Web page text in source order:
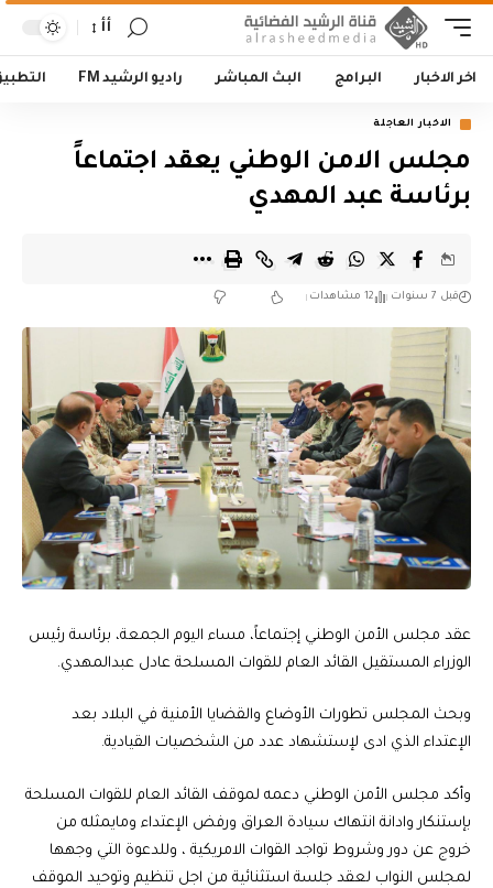
أأ
اخر الاخبار البرامج البث المباشر راديو الرشيد FM
الاخبار العاجلة
مجلس الامن الوطني يعقد اجتماعاً
برئاسة عبد المهدي
قبل 7 سنوات 12 مشاهدات
عقد مجلس الأمن الوطني إجتماعاً، مساء اليوم الجمعة، برئاسة رئيس
الوزراء المستقيل القائد العام للقوات المسلحة عادل عبدالمهدي.
وبحث المجلس تطورات الأوضاع والقضايا الأمنية في البلاد بعد
الإعتداء الذي ادى لإستشهاد عدد من الشخصيات القيادية.
وأكد مجلس الأمن الوطني دعمه لموقف القائد العام للقوات المسلحة
بإستنكار وادانة انتهاك سيادة العراق ورفض الإعتداء ومايمثله من
خروج عن دور وشروط تواجد القوات الامريكية ، وللدعوة التي وجهها
لمجلس النواب لعقد جلسة استثنائية من اجل تنظيم وتوحيد الموقف